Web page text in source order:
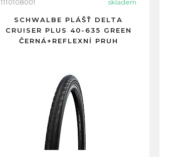
1110108001 skladem
SCHWALBE PLÁŠŤ DELTA
CRUISER PLUS 40-635 GREEN
ČERNÁ+REFLEXNÍ PRUH